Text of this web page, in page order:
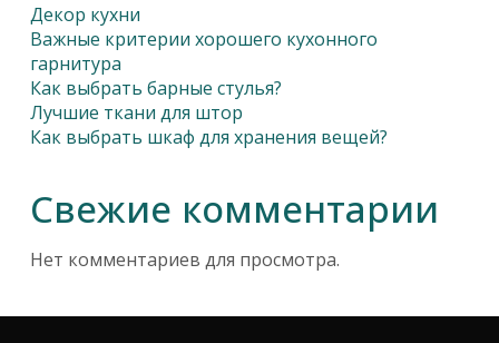
Декор кухни
Важные критерии хорошего кухонного
гарнитура
Как выбрать барные стулья?
Лучшие ткани для штор
Как выбрать шкаф для хранения вещей?
Свежие комментарии
Нет комментариев для просмотра.